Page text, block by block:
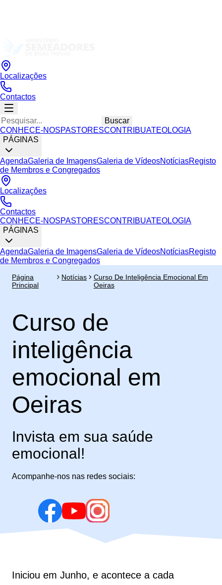
Localizações
Contactos
Buscar
CONHECE-NOSPASTORESCONTRIBUATEOLOGIA
PÁGINAS
AgendaGaleria de ImagensGaleria de VídeosNotíciasRegisto
de Membros e Congregados
Localizações
Contactos
CONHECE-NOSPASTORESCONTRIBUATEOLOGIA
PÁGINAS
AgendaGaleria de ImagensGaleria de VídeosNotíciasRegisto
de Membros e Congregados
Página
Principal
Notícias
Curso De Inteligência Emocional Em
Oeiras
Curso de
inteligência
emocional em
Oeiras
Invista em sua saúde
emocional!
Acompanhe-nos nas redes sociais:
Iniciou em Junho, e acontece a cada